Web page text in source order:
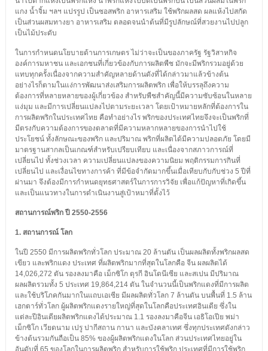
แกง น้ำจิ้ม ฯลฯ แปรรูป เป็นซอสพริก อาหารเสริม ใช้พริกผลสด ผลแห้งไปสกัด
เป็นส่วนผสมทางยา อาหารเสริม ตลอดจนนำต้นที่มีรูปลักษณ์ที่สวยงานไปปลูก
เป็นไม้ประดับ
ในการกำหนดนโยบายด้านการเกษตร ไม่ว่าจะเป็นของภาครัฐ รัฐวิสาหกิจ
องค์การมหาชน และเอกชนที่เกี่ยวข้องกับการผลิตพืช มักจะมีพริกรวมอยู่ด้วย
แทบทุกครั้งเนื่องจากความสำคัญหลายด้านดังที่ได้กล่าวมาแล้วข้างต้น
อย่างไรก็ตามในแง่การพัฒนาส่งเสริมการผลิตพริก เพื่อให้บรรลุถึงความ
ต้องการที่หลายหลายของผู้เกี่ยวข้อง สำหรับพืชสำคัญนี้มีความซับซ้อนในหลาย
แง่มุม และมีการเปลี่ยนแปลงไปตามระยะเวลา โดยเป้าหมายหลักที่ต้องการใน
การผลิตพริกในประเทศไทย คือทำอย่างไร พริกของประเทศไทยจึงจะเป็นพริกที่
มีตรงกับความต้องการของตลาดที่มีความหลากหลายของการนำไปใช้
ประโยชน์ ทั้งลักษณะของพริก และปริมาณ พริกที่ผลิตได้มีความปลอดภัย โดยมี
มาตรฐานสากลเป็นเกณฑ์สำหรับเปรียบเทียบ และเนื่องจากสภาวการณ์ที่
เปลี่ยนไป ทั้งช่วงเวลา ความเปลี่ยนแปลงของความนิยม พฤติกรรมการกินที่
เปลี่ยนไป และเงื่อนไขทางการค้า ที่มีข้อจำกัดมากขึ้นเมื่อเทียบกับกับช่วง 5 ปีที่
ผ่านมา จึงต้องมีการกำหนดยุทธศาสตร์ในการการวิจัย เพื่อแก้ปัญหาที่เกิดขึ้น
และเป็นแนวทางในการดำเนินงานสู่เป้าหมาที่ตั้งไว้
สถานการณ์พริก ปี 2550-2556
1. สถานการณ์ โลก
ในปี 2550 มีการผลิตพริกทั่วโลก ประมาณ 20 ล้านตัน เป็นผลผลิตทั้งพริกผลสด
เขียว และพริกแดง ประเทศ ที่ผลิตพริกมากที่สุดในโลกคือ จีน ผลผลิตได้
14,026,272 ตัน รองลงมาคือ เม็กซิโก ตุรกี อินโดนีเซีย และสเปน มีปริมาณ
ผลผลิตรวมทั้ง 5 ประเทศ 19,864,214 ตัน ในจำนวนนี้เป็นพริกแดงที่มีการผลิต
และใช้บริโภคกันมากในแถบเอเซีย มีผลผลิตทั่วโลก 7 ล้านตัน บนพื้นที่ 1.5 ล้าน
เฮกตาร์ทั่วโลก ผู้ผลิตพริกแดงรายใหญ่ที่สุดในโลกคือประเทศอินเดีย ซึ่งใน
แต่ละปีอินเดียผลิตพริกแดงได้ประมาณ 1.1 รองลงมาคือจีน เอธิโอเปีย พม่า
เม็กซิโก เวียดนาม เปรู ปากีสถาน กานา และบังคลาเทศ ซึ่งทุกประเทศดังกล่าว
ข้างต้นรวมกันถือเป็น 85% ของผู้ผลิตพริกแดงในโลก ส่วนประเทศไทยอยู่ใน